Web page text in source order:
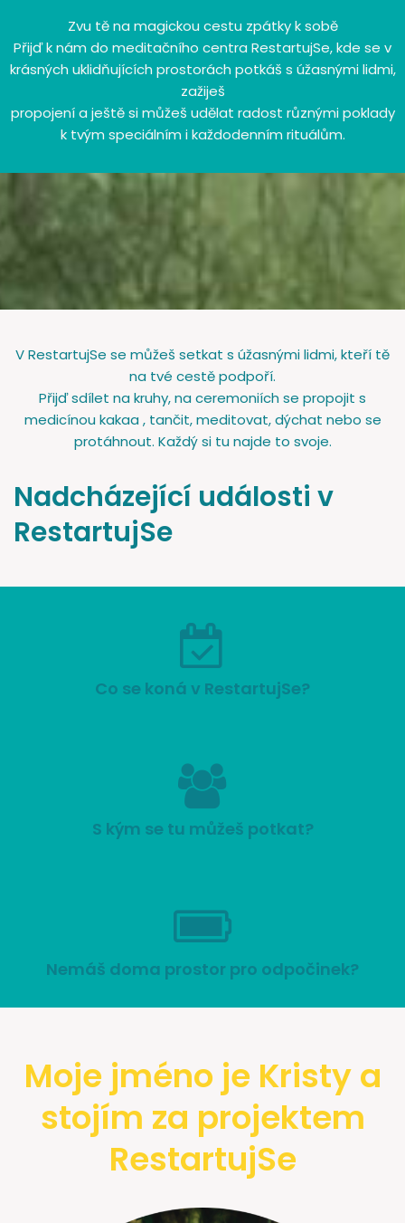
Zvu tě na magickou cestu zpátky k sobě
Přijď k nám do meditačního centra RestartujSe, kde se v
krásných uklidňujících prostorách potkáš s úžasnými lidmi,
zažiješ
propojení a ještě si můžeš udělat radost různými poklady
k tvým speciálním i každodenním rituálům.
V RestartujSe se můžeš setkat s úžasnými lidmi, kteří tě
na tvé cestě podpoří.
Přijď sdílet na kruhy, na ceremoniích se propojit s
medicínou kakaa , tančit, meditovat, dýchat nebo se
protáhnout. Každý si tu najde to svoje.
Nadcházející události v
RestartujSe
Co se koná v RestartujSe?
S kým se tu můžeš potkat?
Nemáš doma prostor pro odpočinek?
Moje jméno je Kristy a
stojím za projektem
RestartujSe